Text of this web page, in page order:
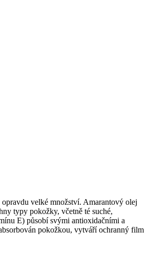
velké množství. Amarantový olej
typy pokožky, včetně té suché,
E) působí svými antioxidačními a
pokožkou, vytváří ochranný film